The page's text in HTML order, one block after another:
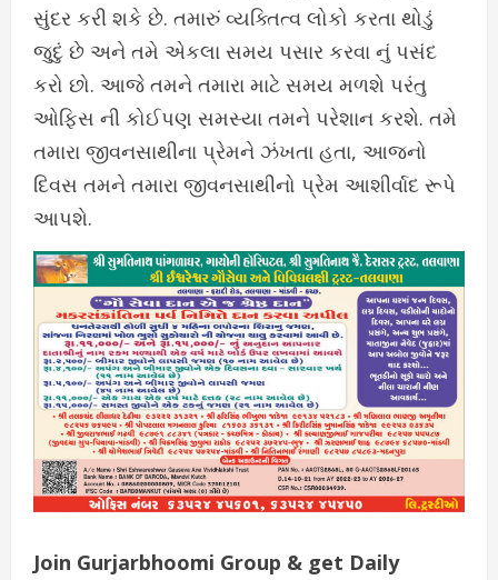
સુંદર કરી શકે છે. તમારું વ્યક્તિત્વ લોકો કરતા થોડું
જુદું છે અને તમે એકલા સમય પસાર કરવા નું પસંદ
કરો છો. આજે તમને તમારા માટે સમય મળશે પરંતુ
ઓફિસ ની કોઈપણ સમસ્યા તમને પરેશાન કરશે. તમે
તમારા જીવનસાથીના પ્રેમને ઝંખતા હતા, આજનો
દિવસ તમને તમારા જીવનસાથીનો પ્રેમ આશીર્વાદ રૂપે
આપશે.
Join Gurjarbhoomi Group & get Daily